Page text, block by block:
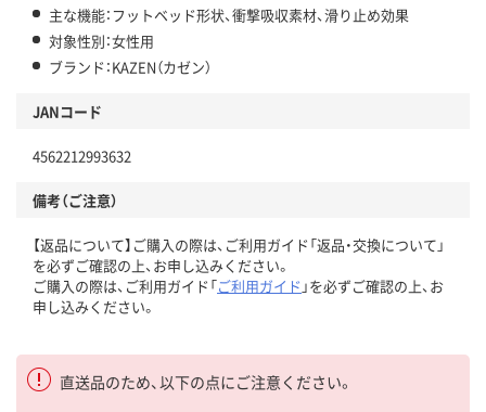
主な機能：フットベッド形状、衝撃吸収素材、滑り止め効果
対象性別：女性用
ブランド：KAZEN（カゼン）
JANコード
4562212993632
備考（ご注意）
【返品について】ご購入の際は、ご利用ガイド「返品・交換について」
を必ずご確認の上、お申し込みください。
ご購入の際は、ご利用ガイド「ご利用ガイド 」を必ずご確認の上、お
申し込みください。
直送品のため、以下の点にご注意ください。